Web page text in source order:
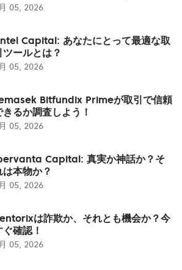
05, 2026
Capital: あなたにとって最適な取
ツールとは？
05, 2026
Bitfundix Primeが取引で信頼
きるか調査しよう！
05, 2026
Capital: 真実か神話か？そ
は本物か？
05, 2026
は詐欺か、それとも機会か？今
ぐ確認！
05, 2026